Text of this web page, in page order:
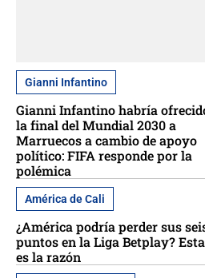
Gianni Infantino
Gianni Infantino habría
la final del Mundial 2030 a
Marruecos a cambio de apoyo
político: FIFA responde por la
polémica
América de Cali
¿América podría perder sus
puntos en la Liga Betplay? Esta
es la razón